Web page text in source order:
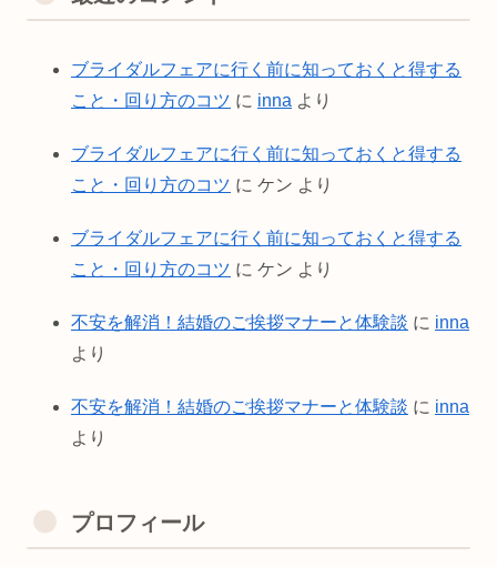
ブライダルフェアに行く前に知っておくと得する
こと・回り方のコツ に inna より
ブライダルフェアに行く前に知っておくと得する
こと・回り方のコツ に ケン より
ブライダルフェアに行く前に知っておくと得する
こと・回り方のコツ に ケン より
不安を解消！結婚のご挨拶マナーと体験談 に inna
より
不安を解消！結婚のご挨拶マナーと体験談 に inna
より
プロフィール